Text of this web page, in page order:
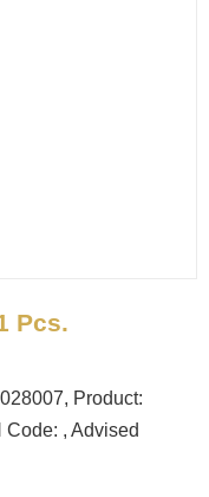
Pcs.
Product:
, Advised